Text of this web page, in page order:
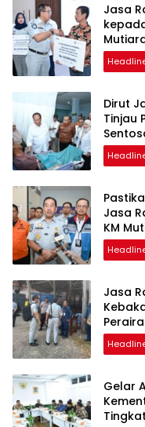
Jasa
Dirut
Tinjau
Jasa
KM
Jasa
Gelar